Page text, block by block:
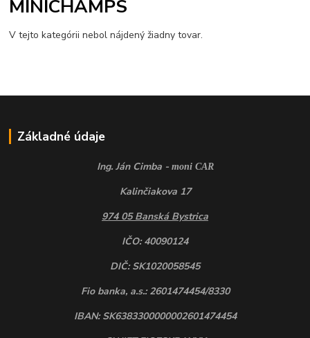
MINICHAMPS
V tejto kategórii nebol nájdený žiadny tovar.
Základné údaje
Ing. Ján Cimba - moni CAR
Kalinčiakova 17
974 05 Banská Bystrica
IČO: 40090124
DIČ: SK1020058545
Fio banka, a.s.: 2601474454/8330
IBAN: SK6383300000002601474454